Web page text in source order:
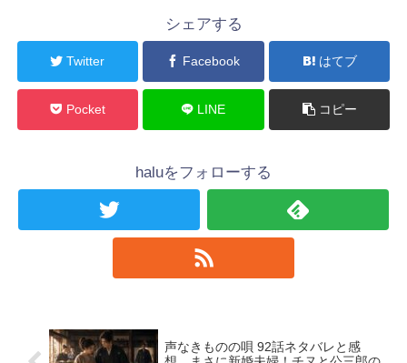
シェアする
Twitter Facebook はてブ
Pocket LINE コピー
haluをフォローする
声なきものの唄 92話ネタバレと感